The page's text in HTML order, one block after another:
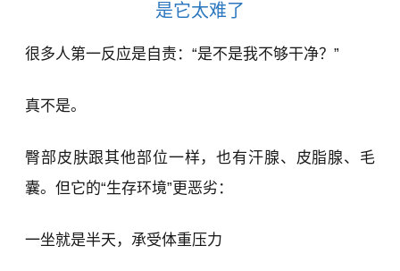
是它太难了
很多人第一反应是自责：“是不是我不够干净？”
真不是。
臀部皮肤跟其他部位一样，也有汗腺、皮脂腺、毛
囊。但它的“生存环境”更恶劣：
一坐就是半天，承受体重压力